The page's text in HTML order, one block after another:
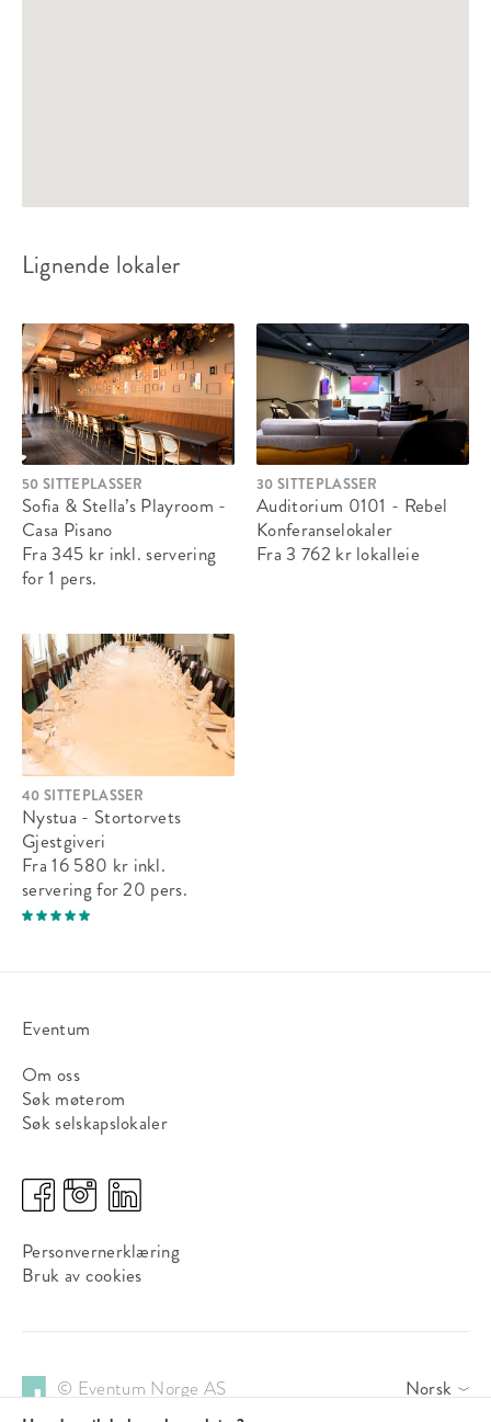
Lignende lokaler
50 SITTEPLASSER
Sofia & Stella’s Playroom -
Casa Pisano
Fra 345 kr inkl. servering
for 1 pers.
30 SITTEPLASSER
Auditorium 0101 - Rebel
Konferanselokaler
Fra 3 762 kr lokalleie
40 SITTEPLASSER
Nystua - Stortorvets
Gjestgiveri
Fra 16 580 kr inkl.
servering for 20 pers.
Eventum
Om oss
Søk møterom
Søk selskapslokaler
Personvernerklæring
Bruk av cookies
© Eventum Norge AS Norsk